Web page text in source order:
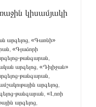
կիսամյակի
արգելոց «Գառնի»
«Գլաձորի
թանգարան
արգելոց «Դիլիջան»
թանգարան
արգելոց
թանգարան «Լոռի
արգելոց